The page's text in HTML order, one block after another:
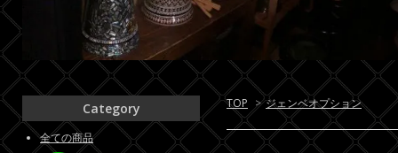
TOP > ジェンベオプション
Category
全ての商品